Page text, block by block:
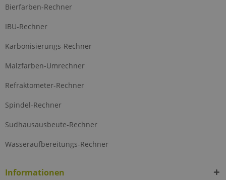
Bierfarben-Rechner
IBU-Rechner
Karbonisierungs-Rechner
Malzfarben-Umrechner
Refraktometer-Rechner
Spindel-Rechner
Sudhausausbeute-Rechner
Wasseraufbereitungs-Rechner
Informationen